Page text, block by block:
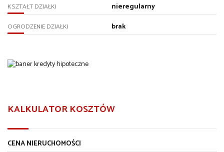
KSZTAŁT DZIAŁKI nieregularny
OGRODZENIE DZIAŁKI brak
KALKULATOR KOSZTÓW
CENA NIERUCHOMOŚCI